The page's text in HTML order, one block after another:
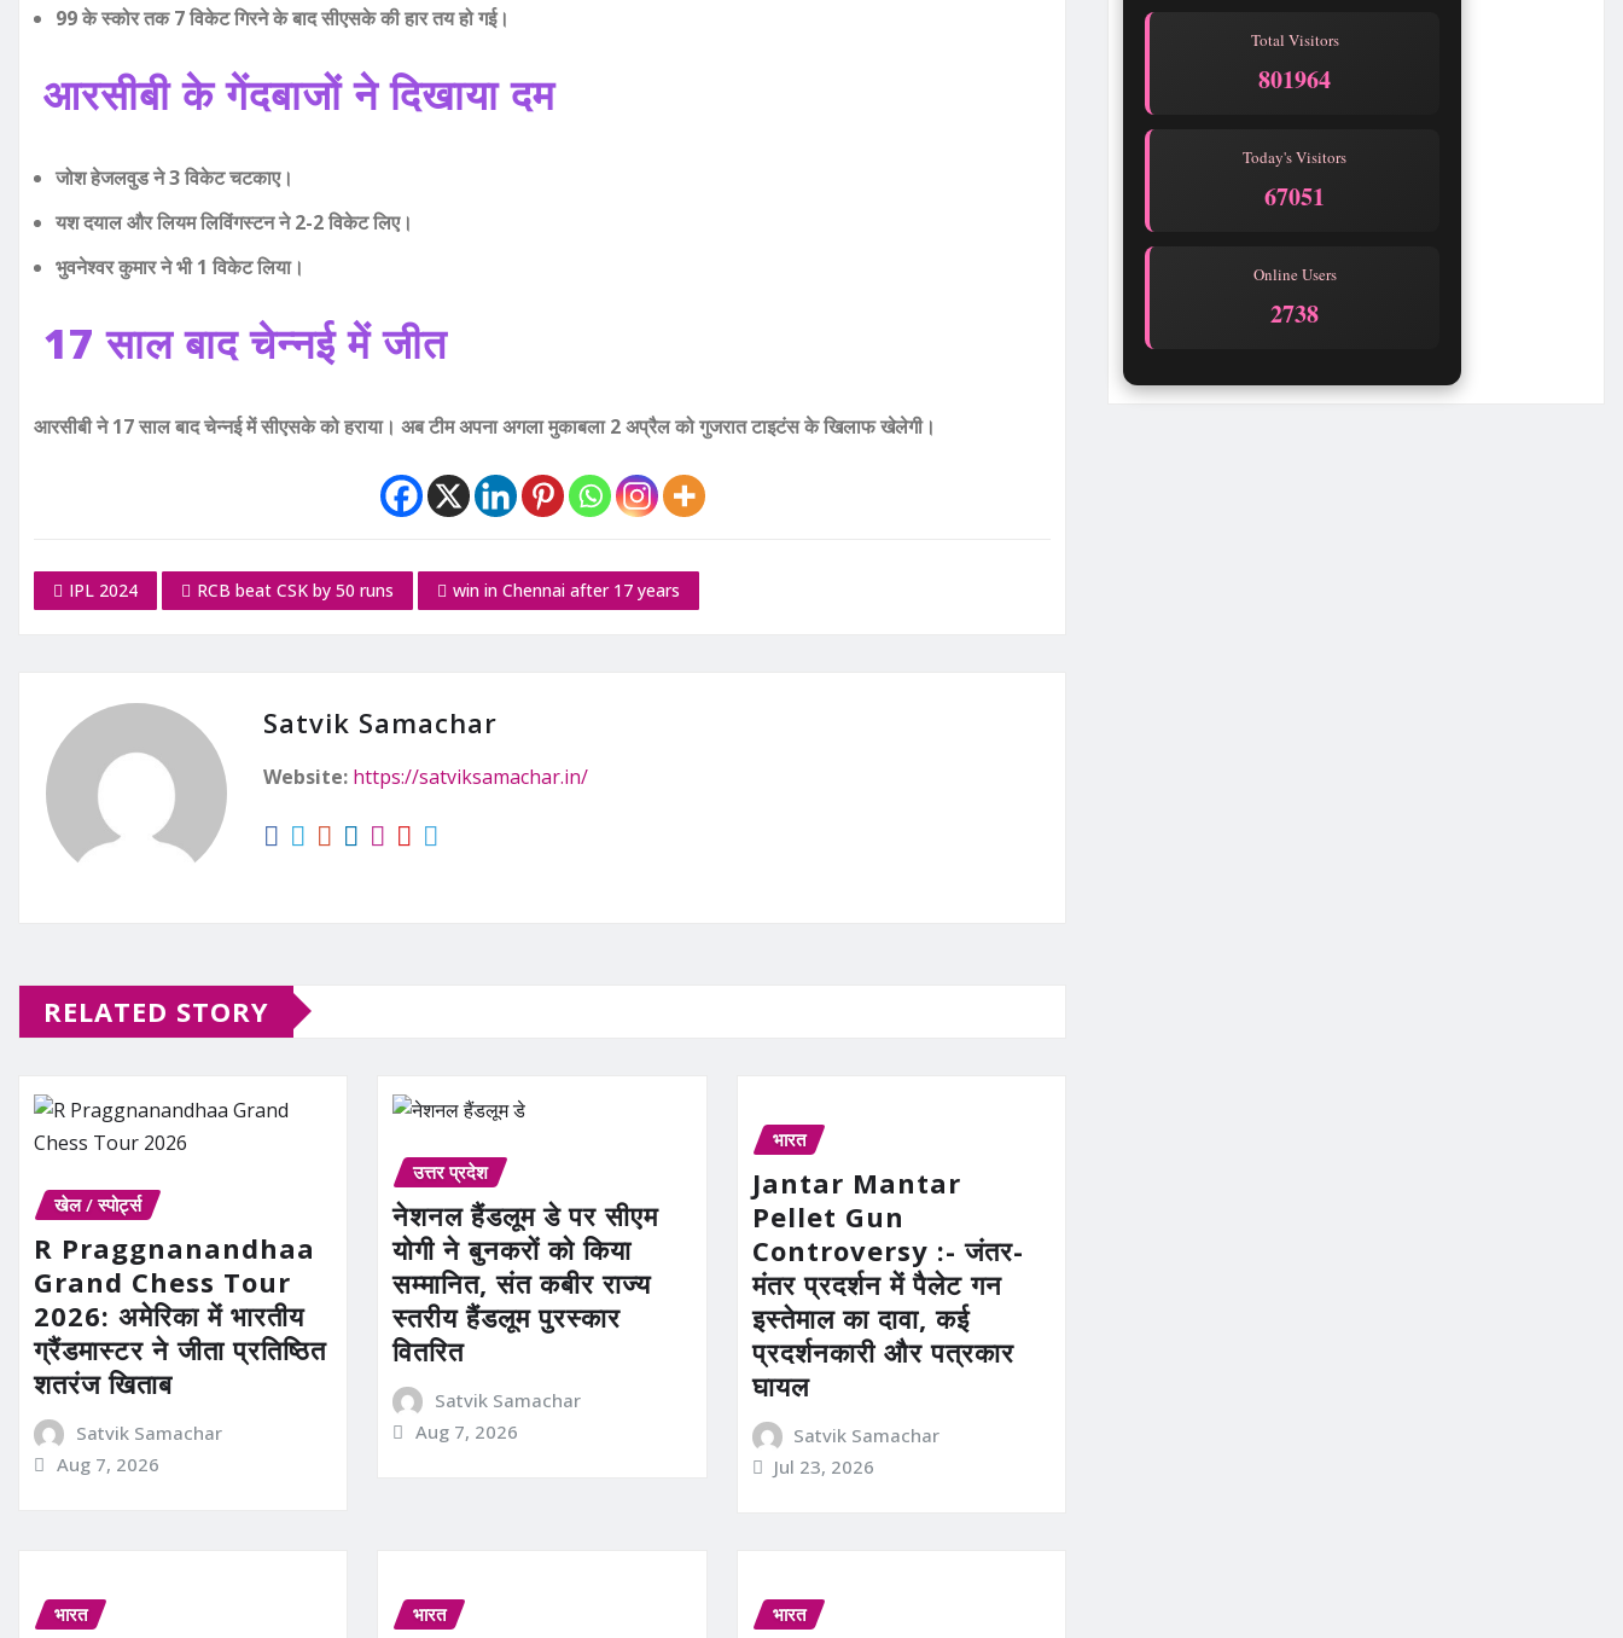
99 के स्कोर तक 7 विकेट गिरने के बाद सीएसके की हार तय हो गई।
आरसीबी के गेंदबाजों ने दिखाया दम
जोश हेजलवुड ने 3 विकेट चटकाए।
यश दयाल और लियम लिविंगस्टन ने 2-2 विकेट लिए।
भुवनेश्वर कुमार ने भी 1 विकेट लिया।
17 साल बाद चेन्नई में जीत
आरसीबी ने 17 साल बाद चेन्नई में सीएसके को हराया। अब टीम अपना अगला मुकाबला 2 अप्रैल को गुजरात टाइटंस के खिलाफ खेलेगी।
IPL 2024 RCB beat CSK by 50 runs win in Chennai after 17 years
Satvik Samachar
Website: https://satviksamachar.in/
RELATED STORY
खेल / स्पोर्ट्स
R Praggnanandhaa
Grand Chess Tour
2026: अमेरिका में भारतीय
ग्रैंडमास्टर ने जीता प्रतिष्ठित
शतरंज खिताब
Satvik Samachar
Aug 7, 2026
उत्तर प्रदेश
नेशनल हैंडलूम डे पर सीएम
योगी ने बुनकरों को किया
सम्मानित, संत कबीर राज्य
स्तरीय हैंडलूम पुरस्कार
वितरित
Satvik Samachar
Aug 7, 2026
भारत
Jantar Mantar
Pellet Gun
Controversy :- जंतर-
मंतर प्रदर्शन में पैलेट गन
इस्तेमाल का दावा, कई
प्रदर्शनकारी और पत्रकार
घायल
Satvik Samachar
Jul 23, 2026
भारत भारत भारत
Total Visitors
801964
Today's Visitors
67051
Online Users
2738